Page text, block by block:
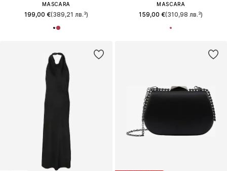
MASCARA
199,00 €(389,21 лв.³)
MASCARA
159,00 €(310,98 лв.³)